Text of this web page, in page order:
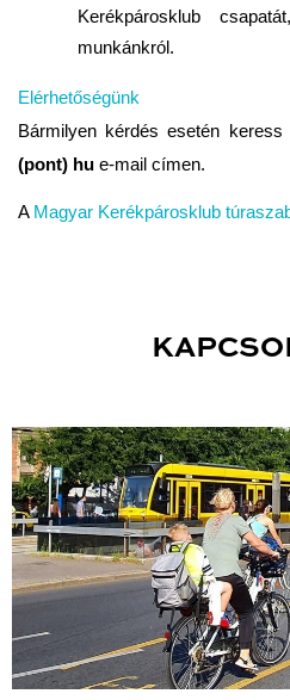
Kerékpárosklub
munkánkról.
Elérhetőségünk
Bármilyen kérdés esetén
(pont) hu e-mail címen.
A Magyar Kerékpárosklub